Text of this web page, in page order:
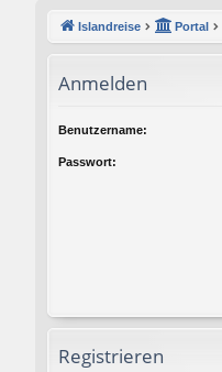
Islandreise Portal
Anmelden
Benutzername:
Passwort:
Registrieren